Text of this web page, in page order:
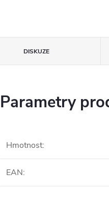
DISKUZE
Parametry
Hmotnost:
EAN: